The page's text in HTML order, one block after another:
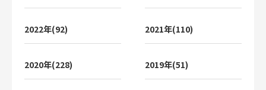
2022年(92) 2021年(110)
2020年(228) 2019年(51)